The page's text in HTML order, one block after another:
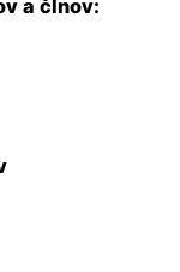
a člnov: